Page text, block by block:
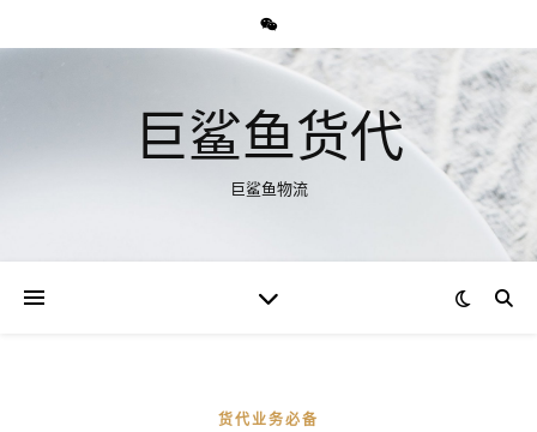
巨鲨鱼货代
巨鲨鱼物流
货代业务必备